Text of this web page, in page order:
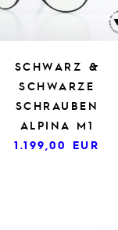
SCHWARZ &
SCHWARZE
SCHRAUBEN
ALPINA M1
1.199,00 EUR